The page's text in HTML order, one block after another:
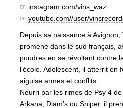
☞ instagram.com/vins_waz
☞ youtube.com//user/
Depuis sa naissance à Avignon,
promené dans le sud français,
poudres en se révoltant contre
l’école. Adolescent, il atterrit en
aiguise armes et conflits.
Nourri par les rimes de Psy 4
Arkana, Diam’s ou Sniper, il